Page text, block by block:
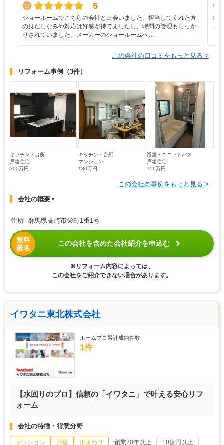
5
ショールームでこちらの会社と出会いました。担当してくれた方
の身だしなみや対応は好感が持てましたし、時間の管理もしっか
りされていました。メーカーのショールームへ…
な
ろ
この会社の口コミをもっと見る >
リフォーム事例 （3件）
キッチン・台所
戸建住宅
300万円
キッチン・台所
マンション
180万円
浴室・ユニットバス
戸建住宅
150万円
この会社の事例をもっと見る >
会社の概要▼
住所 群馬県高崎市栄町1番1号
無料
匿名
この会社を含めた会社紹介を申込む
※リフォーム内容によっては、
この会社をご紹介できない場合があります。
イワタニ東北株式会社
ホームプロ累計成約件数
1件
【水回りのプロ】信頼の「イワタニ」で叶える安心リフ
ォーム
会社の特徴・得意分野
マンション 戸建 水まわり 創業20年以上 10億円以上